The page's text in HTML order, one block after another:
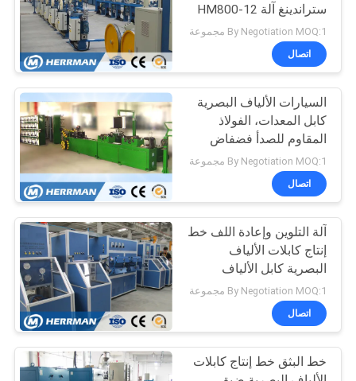
PRIVACY
POLICY
كابل أرمورينغ آلة
30
آلة سحب الأسلاك
29
ستراندينغ آلة HM800-12
By Negotiation MOQ:1 مجموعة
اتصال
السيارات الألياف البصرية
كابل المعدات، الفولاذ
المقاوم للصدأ فضفاض
أنبوب خط الانتاج ل أوبغو
By Negotiation MOQ:1 مجموعة
اتصال
آلة التلوين وإعادة اللف خط
إنتاج كابلات الألياف
البصرية كابل الألياف
البصرية
By Negotiation MOQ:1 مجموعة
اتصال
خط البثق خط إنتاج كابلات